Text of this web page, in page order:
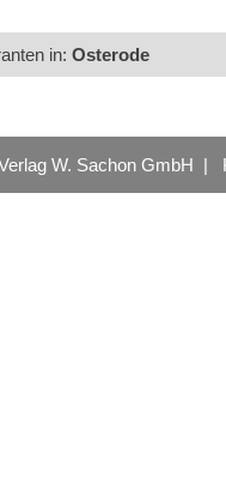
in: Osterode
W. Sachon GmbH |